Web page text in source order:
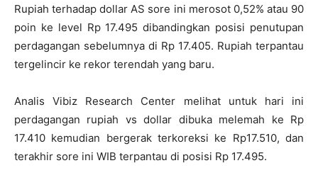
Rupiah terhadap dollar AS sore ini merosot 0,52% atau 90
poin ke level Rp 17.495 dibandingkan posisi penutupan
perdagangan sebelumnya di Rp 17.405. Rupiah terpantau
tergelincir ke rekor terendah yang baru.
Analis Vibiz Research Center melihat untuk hari ini
perdagangan rupiah vs dollar dibuka melemah ke Rp
17.410 kemudian bergerak terkoreksi ke Rp17.510, dan
terakhir sore ini WIB terpantau di posisi Rp 17.495.